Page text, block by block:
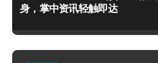
身，掌中资讯轻触即达